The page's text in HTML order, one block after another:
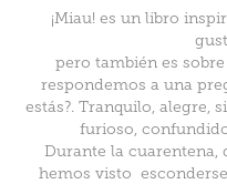
¡Miau! es un libro
pero también es
respondemos a una
estás?. Tranquilo, alegre,
furioso,
Durante la cuarentena,
hemos visto